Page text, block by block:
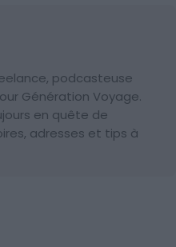
podcasteuse
Génération Voyage.
en quête de
adresses et tips à